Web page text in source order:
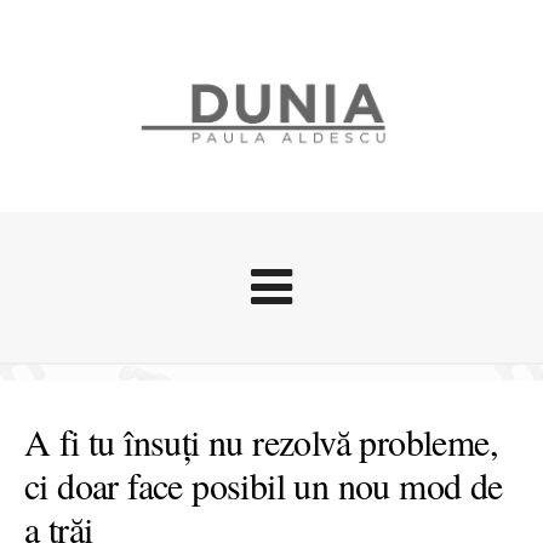
Stari afective
Zice Dunia
Călătorii
A fi tu însuți nu rezolvă probleme,
ci doar face posibil un nou mod de
a trăi